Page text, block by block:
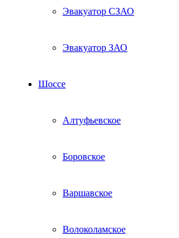
Эвакуатор СЗАО
Эвакуатор ЗАО
Шоссе
Алтуфьевское
Боровское
Варшавское
Волоколамское